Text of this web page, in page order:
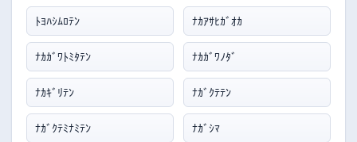
ﾄﾖﾊｼﾑﾛﾃﾝ ﾅｶｱｻﾋｶﾞｵｶ
ﾅｶｶﾞﾜﾄﾐﾀﾃﾝ ﾅｶｶﾞﾜﾉﾀﾞ
ﾅｶｷﾞﾘﾃﾝ ﾅｶﾞｸﾃﾃﾝ
ﾅｶﾞｸﾃﾐﾅﾐﾃﾝ ﾅｶﾞｼﾏ